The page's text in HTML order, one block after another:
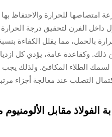
امتصاصها للحرارة والاحتفاظ بها
التصلب عند معالجة أجزاء
الفولاذ مقابل